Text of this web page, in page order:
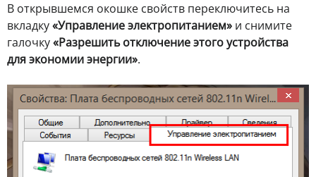
В открывшемся окошке свойств переключитесь на
вкладку«Управление электропитанием» и снимите
галочку«Разрешить отключение этого устройства
для экономии энергии».